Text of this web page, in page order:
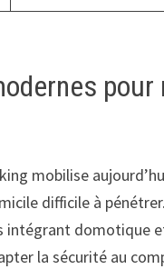
mobilise
difficile à
domotique
la sécurité au